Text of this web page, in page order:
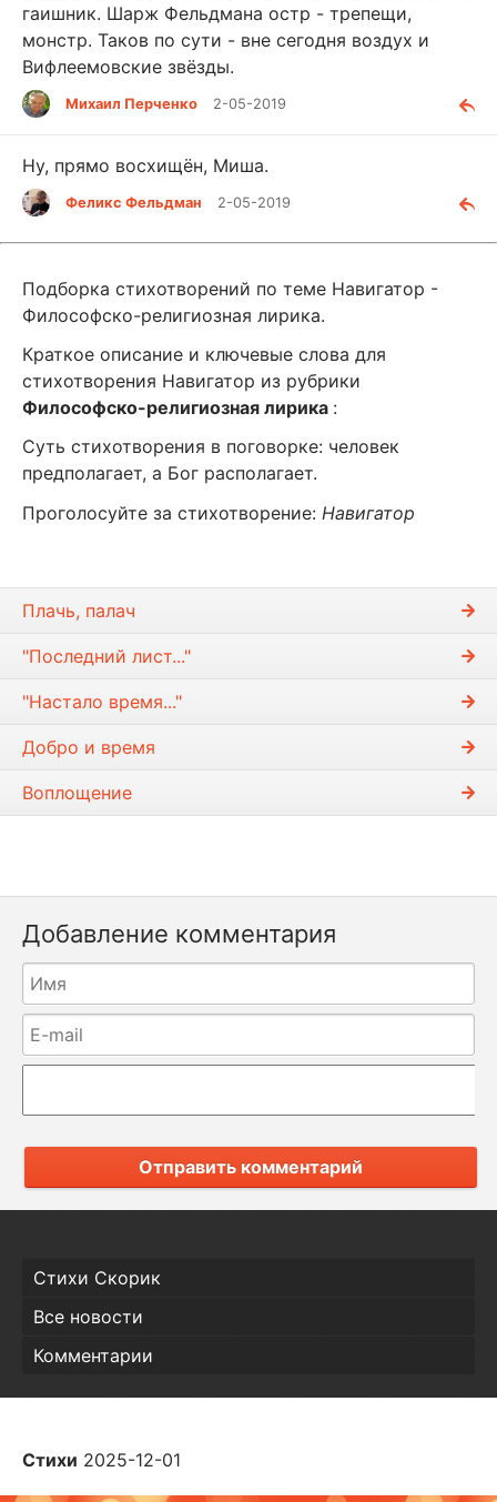
гаишник. Шарж Фельдмана остр - трепещи,
монстр. Таков по сути - вне сегодня воздух и
Вифлеемовские звёзды.
Михаил Перченко 2-05-2019
Ну, прямо восхищён, Миша.
Феликс Фельдман 2-05-2019
Подборка стихотворений по теме Навигатор -
Философско-религиозная лирика.
Краткое описание и ключевые слова для
стихотворения Навигатор из рубрики
Философско-религиозная лирика :
Суть стихотворения в поговорке: человек
предполагает, а Бог располагает.
Проголосуйте за стихотворение: Навигатор
Плачь, палач
"Последний лист..."
"Настало время..."
Добро и время
Воплощение
Добавление комментария
Отправить комментарий
Стихи Скорик
Все новости
Комментарии
Стихи 2025-12-01